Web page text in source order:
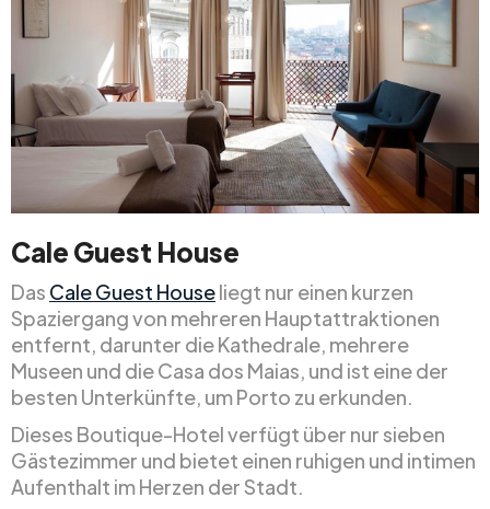
Cale Guest House
Das Cale Guest Houseliegt nur einen kurzen
Spaziergang von mehreren Hauptattraktionen
entfernt, darunter die Kathedrale, mehrere
Museen und die Casa dos Maias, und ist eine der
besten Unterkünfte, um Porto zu erkunden.
Dieses Boutique-Hotel verfügt über nur sieben
Gästezimmer und bietet einen ruhigen und intimen
Aufenthalt im Herzen der Stadt.